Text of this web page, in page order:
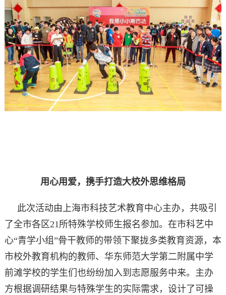
用心用爱，携手打造大校外思维格局
此次活动由上海市科技艺术教育中心主办，共吸引
了全市各区21所特殊学校师生报名参加。在市科艺中
心“青学小组”骨干教师的带领下聚拢多类教育资源，本
市校外教育机构的教师、华东师范大学第二附属中学
前滩学校的学生们也纷纷加入到志愿服务中来。主办
方根据调研结果与特殊学生的实际需求，设计了可操